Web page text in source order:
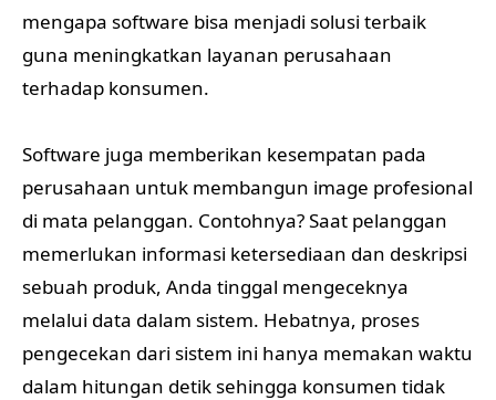
mengapa software bisa menjadi solusi terbaik
guna meningkatkan layanan perusahaan
terhadap konsumen.
Software juga memberikan kesempatan pada
perusahaan untuk membangun image profesional
di mata pelanggan. Contohnya? Saat pelanggan
memerlukan informasi ketersediaan dan deskripsi
sebuah produk, Anda tinggal mengeceknya
melalui data dalam sistem. Hebatnya, proses
pengecekan dari sistem ini hanya memakan waktu
dalam hitungan detik sehingga konsumen tidak